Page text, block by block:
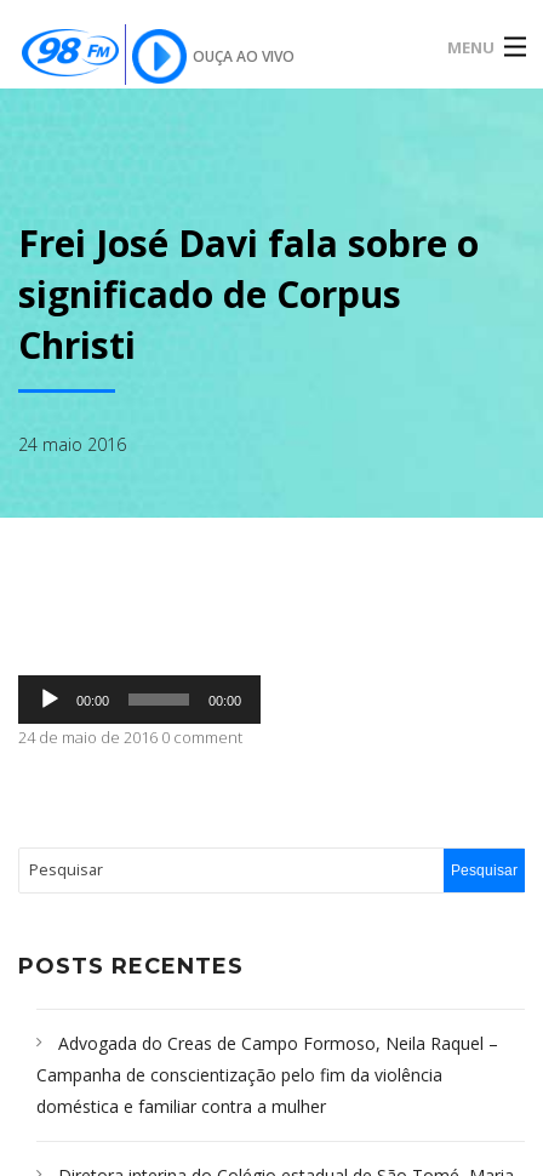
OUÇA AO VIVO MENU
SOBRE
NOTÍCIAS
CONTATO
Frei José Davi fala sobre o
significado de Corpus
Christi
24 maio 2016
Tocador
áudio
00:00 00:00
24 de maio de 2016 0 comment
POSTS RECENTES
Advogada do Creas de Campo Formoso, Neila Raquel –
Campanha de conscientização pelo fim da violência
doméstica e familiar contra a mulher